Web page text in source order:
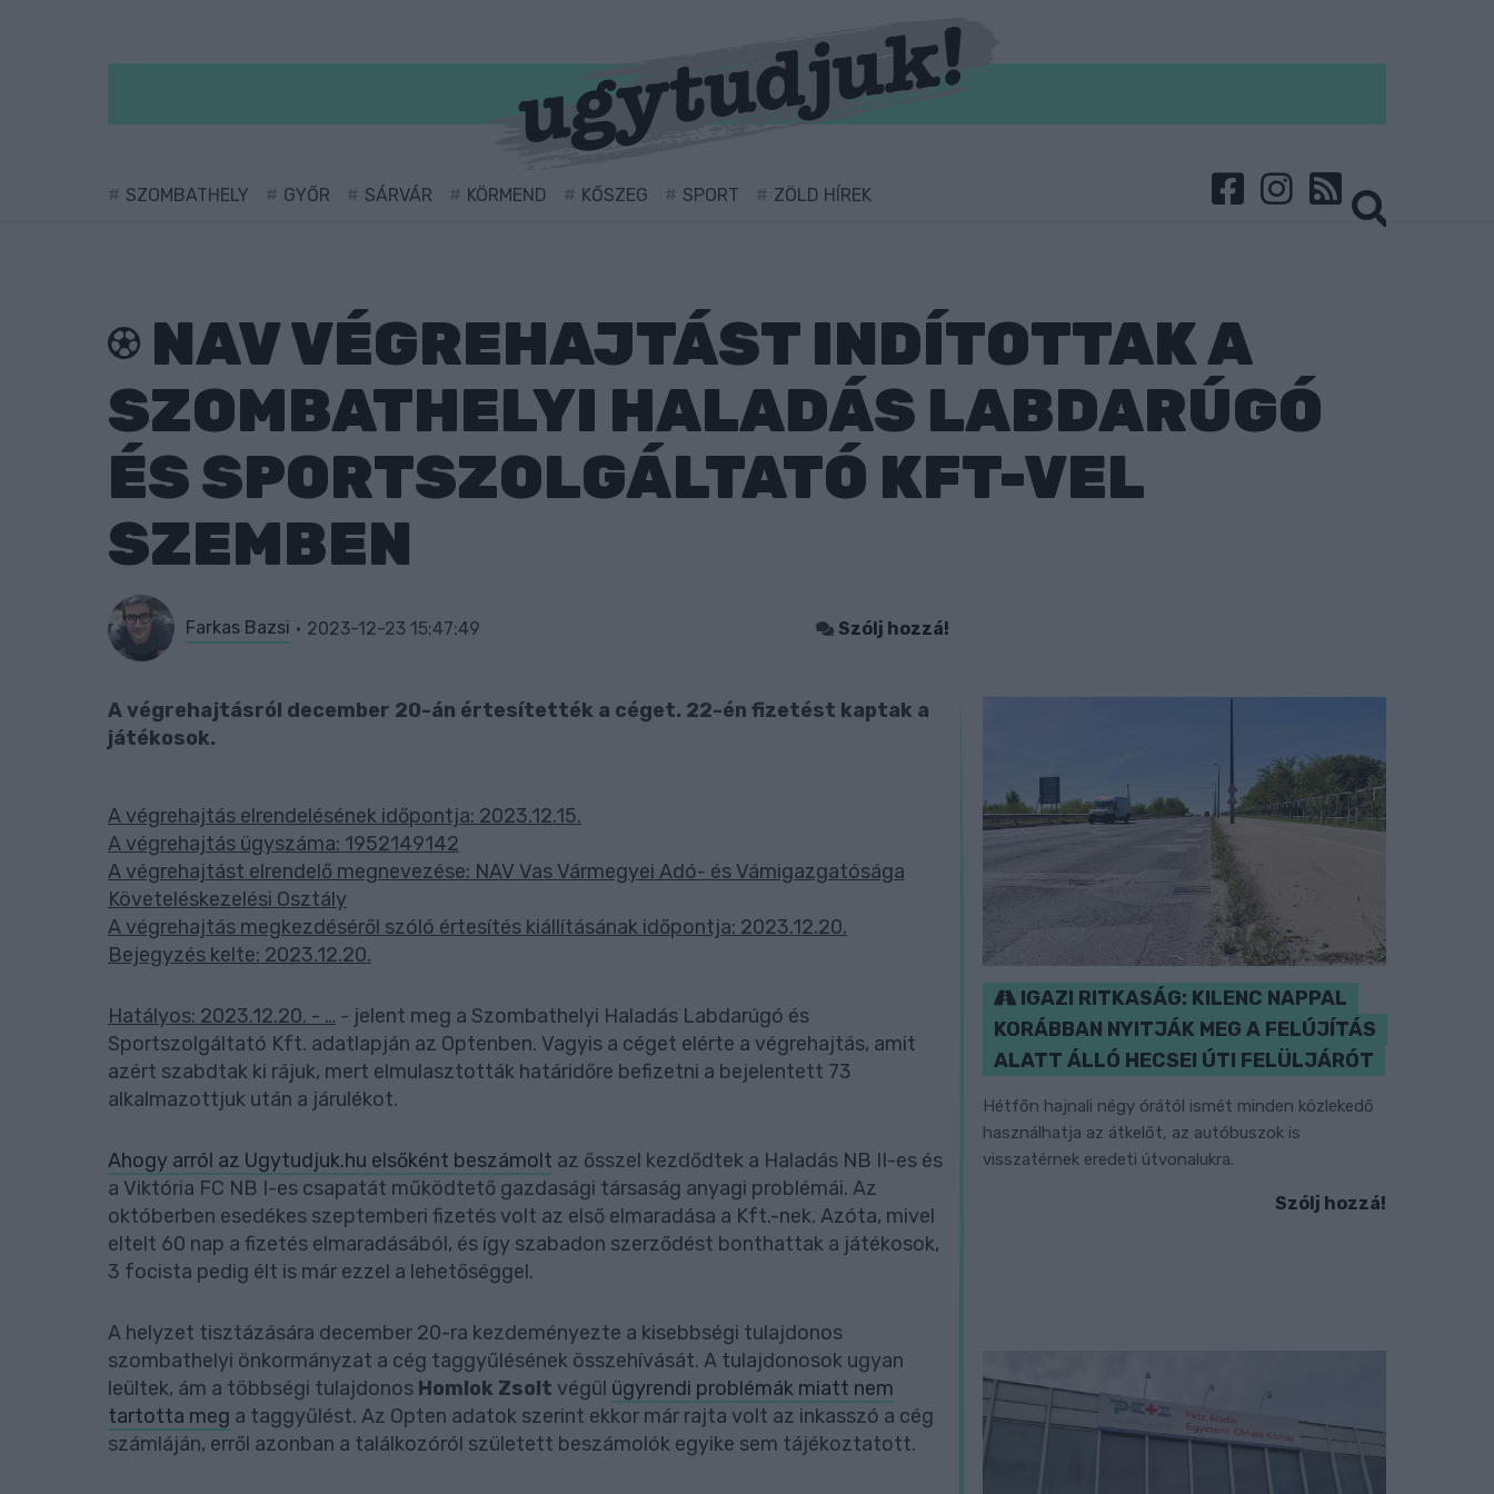
SZOMBATHELY GYŐR SÁRVÁR KÖRMEND KŐSZEG SPORT ZÖLD HÍREK
NAV VÉGREHAJTÁST INDÍTOTTAK A
SZOMBATHELYI HALADÁS LABDARÚGÓ
ÉS SPORTSZOLGÁLTATÓ KFT-VEL
SZEMBEN
Farkas Bazsi 2023-12-23 15:47:49 Szólj hozzá!
A végrehajtásról december 20-án értesítették a céget. 22-én fizetést kaptak a
játékosok.
A végrehajtás elrendelésének időpontja: 2023.12.15.
A végrehajtás ügyszáma: 1952149142
A végrehajtást elrendelő megnevezése: NAV Vas Vármegyei Adó- és Vámigazgatósága
Követeléskezelési Osztály
A végrehajtás megkezdéséről szóló értesítés kiállításának időpontja: 2023.12.20.
Bejegyzés kelte: 2023.12.20.
Hatályos: 2023.12.20. - … - jelent meg a Szombathelyi Haladás Labdarúgó és
Sportszolgáltató Kft. adatlapján az Optenben. Vagyis a céget elérte a végrehajtás, amit
azért szabdtak ki rájuk, mert elmulasztották határidőre befizetni a bejelentett 73
alkalmazottjuk után a járulékot.
Ahogy arról az Ugytudjuk.hu elsőként beszámolt az ősszel kezdődtek a Haladás NB II-es és
a Viktória FC NB I-es csapatát működtető gazdasági társaság anyagi problémái. Az
októberben esedékes szeptemberi fizetés volt az első elmaradása a Kft.-nek. Azóta, mivel
eltelt 60 nap a fizetés elmaradásából, és így szabadon szerződést bonthattak a játékosok,
3 focista pedig élt is már ezzel a lehetőséggel.
A helyzet tisztázására december 20-ra kezdeményezte a kisebbségi tulajdonos
szombathelyi önkormányzat a cég taggyűlésének összehívását. A tulajdonosok ugyan
leültek, ám a többségi tulajdonos Homlok Zsolt végül ügyrendi problémák miatt nem
tartotta meg a taggyűlést. Az Opten adatok szerint ekkor már rajta volt az inkasszó a cég
számláján, erről azonban a találkozóról született beszámolók egyike sem tájékoztatott.
IGAZI RITKASÁG: KILENC NAPPAL
KORÁBBAN NYITJÁK MEG A FELÚJÍTÁS
ALATT ÁLLÓ HECSEI ÚTI FELÜLJÁRÓT
Hétfőn hajnali négy órától ismét minden közlekedő
használhatja az átkelőt, az autóbuszok is
visszatérnek eredeti útvonalukra.
Szólj hozzá!